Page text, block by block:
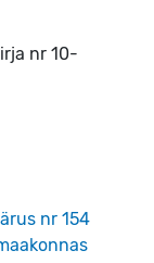
nr 10-
nr 154